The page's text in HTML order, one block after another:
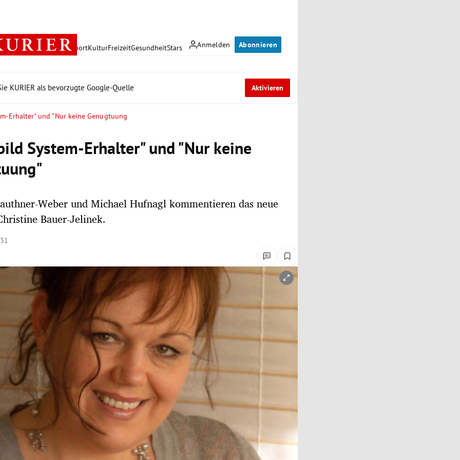
Anmelden Abonnieren
PolitikWirtschaft SportKulturFreizeitGesundheitStars
KURIER als bevorzugte Google-Quelle Aktivieren
Erhalter" und "Nur keine Genugtuung
System-Erhalter" und "Nur keine
Weber und Michael Hufnagl kommentieren das neue
Bauer-Jelinek.
öffnen/schließen